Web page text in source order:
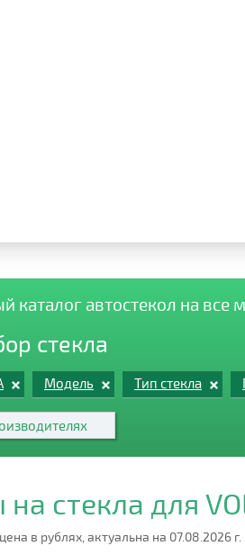
каталог автостекол на все
стекла
Модель Тип стекла
стекла для
в рублях, актуальна на 07.08.2026 г.